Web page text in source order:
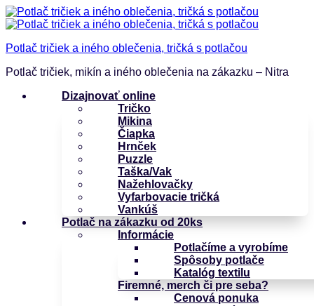
Potlač tričiek a iného oblečenia, tričká s potlačou
Potlač tričiek, mikín a iného oblečenia na zákazku – Nitra
Dizajnovať online
Tričko
Mikina
Čiapka
Hrnček
Puzzle
Taška/Vak
Nažehlovačky
Vyfarbovacie tričká
Vankúš
Potlač na zákazku od 20ks
Informácie
Potlačíme a vyrobíme
Spôsoby potlače
Katalóg textilu
Firemné, merch či pre seba?
Cenová ponuka